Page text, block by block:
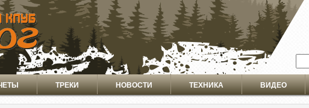
ТРЕКИ НОВОСТИ ТЕХНИКА ВИДЕО